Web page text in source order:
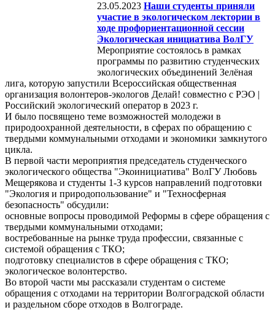
23.05.2023 Наши студенты приняли
участие в экологическом лектории в
ходе профориентационной сессии
Экологическая инициатива ВолГУ
Мероприятие состоялось в рамках
программы по развитию студенческих
экологических объединений Зелёная
лига, которую запустили Всероссийская общественная
организация волонтеров-экологов Делай! совместно с РЭО |
Российский экологический оператор в 2023 г.
И было посвящено теме возможностей молодежи в
природоохранной деятельности, в сферах по обращению с
твердыми коммунальными отходами и экономики замкнутого
цикла.
В первой части мероприятия председатель студенческого
экологического общества "Экоинициатива" ВолГУ Любовь
Мещерякова и студенты 1-3 курсов направлений подготовки
"Экология и природопользование" и "Техносферная
безопасность" обсудили:
основные вопросы проводимой Реформы в сфере обращения с
твердыми коммунальными отходами;
востребованные на рынке труда профессии, связанные с
системой обращения с ТКО;
подготовку специалистов в сфере обращения с ТКО;
экологическое волонтерство.
Во второй части мы рассказали студентам о системе
обращения с отходами на территории Волгоградской области
и раздельном сборе отходов в Волгограде.